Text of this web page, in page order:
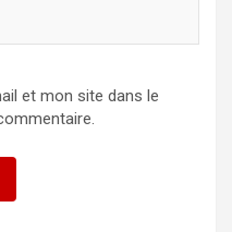
et mon site dans le